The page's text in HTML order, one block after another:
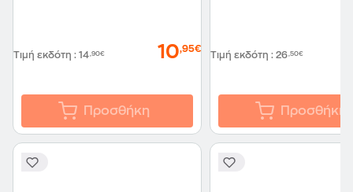
Τιμή εκδότη : 14,90€ 10,95€
Προσθήκη
Τιμή εκδότη : 26,50€
Προσθήκη